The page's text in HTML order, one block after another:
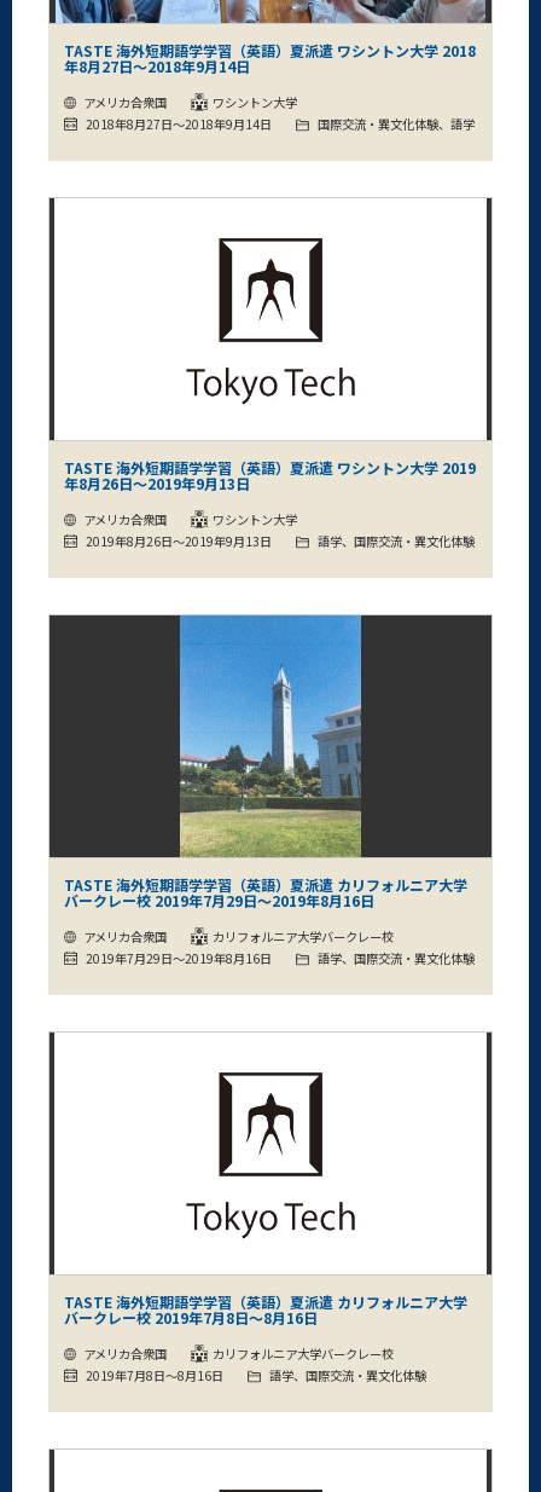
TASTE 海外短期語学学習（英語）夏派遣 ワシントン大学 2018
年8月27日～2018年9月14日
アメリカ合衆国
ワシントン大学
2018年8月27日～2018年9月14日
国際交流・異文化体験、語学
TASTE 海外短期語学学習（英語）夏派遣 ワシントン大学 2019
年8月26日～2019年9月13日
アメリカ合衆国
ワシントン大学
2019年8月26日～2019年9月13日
語学、国際交流・異文化体験
TASTE 海外短期語学学習（英語）夏派遣 カリフォルニア大学
バークレー校 2019年7月29日～2019年8月16日
アメリカ合衆国
カリフォルニア大学バークレー校
2019年7月29日～2019年8月16日
語学、国際交流・異文化体験
TASTE 海外短期語学学習（英語）夏派遣 カリフォルニア大学
バークレー校 2019年7月8日～8月16日
アメリカ合衆国
カリフォルニア大学バークレー校
2019年7月8日～8月16日
語学、国際交流・異文化体験